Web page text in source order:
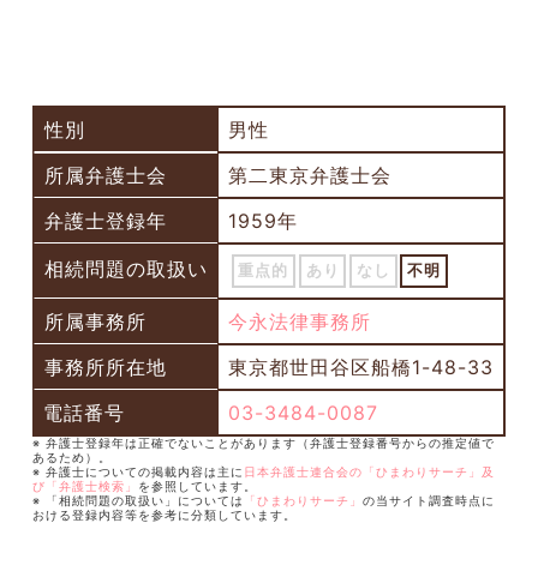
性別
男性
所属弁護士会
第二東京弁護士会
弁護士登録年
1959年
相続問題の取扱い
重点的 あり なし 不明
所属事務所
今永法律事務所
事務所所在地
東京都世田谷区船橋1-48-33
電話番号
03-3484-0087
※ 弁護士登録年は正確でないことがあります（弁護士登録番号からの推定値で
あるため）。
※ 弁護士についての掲載内容は主に 日本弁護士連合会の「ひまわりサーチ」及
び「弁護士検索」 を参照しています。
※ 「相続問題の取扱い」については
「ひまわりサーチ」 の当サイト調査時点に
おける登録内容等を参考に分類しています。